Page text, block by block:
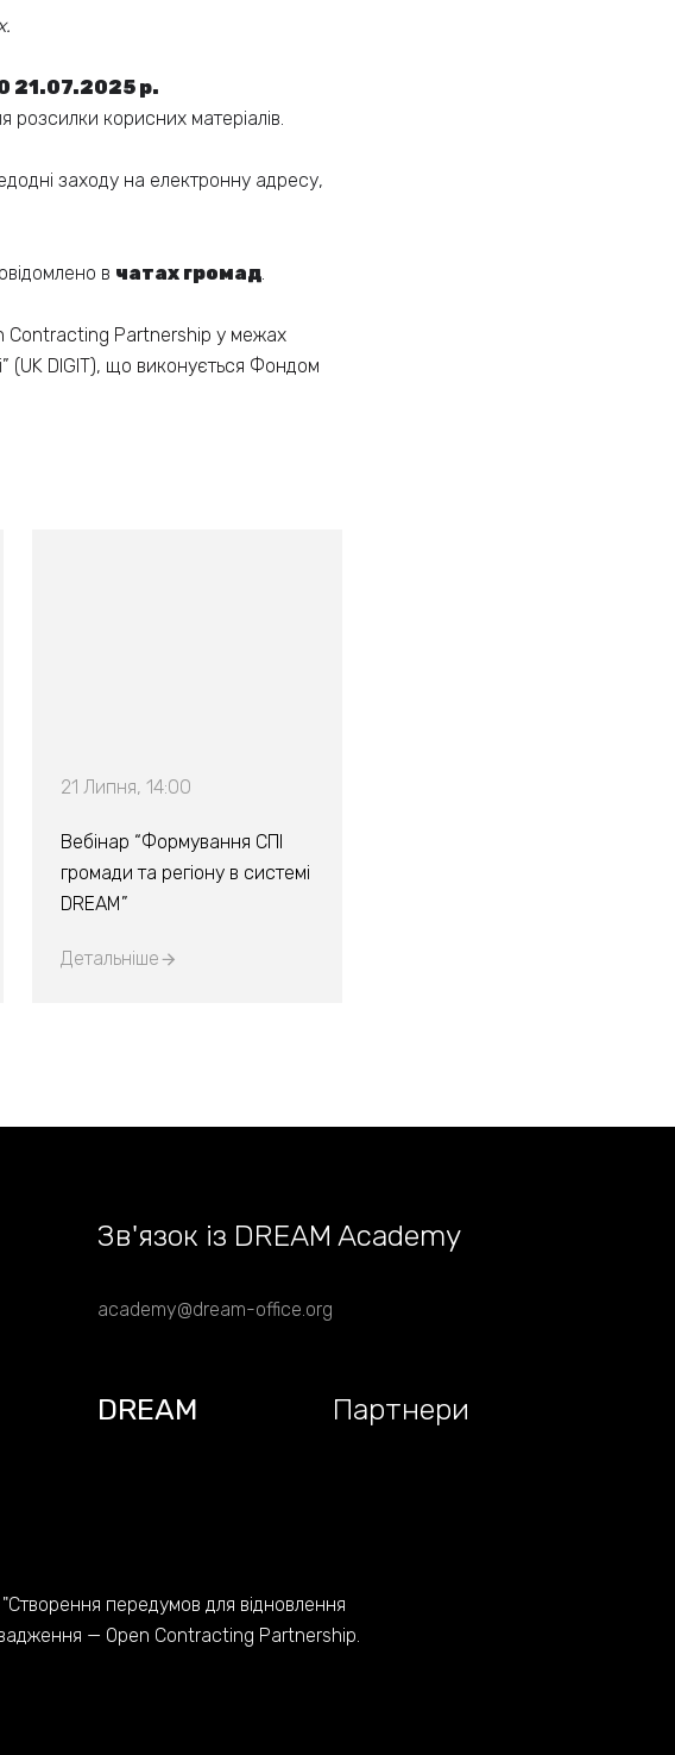
21.07.2025 р.
розсилки корисних матеріалів.
заходу на електронну адресу,
в чатах громад.
Contracting Partnership у межах
(UK DIGIT), що виконується Фондом
21 Липня, 14:00
Вебінар “Формування СПІ
громади та регіону в системі
DREAM”
Детальніше
academy@dream-office.org
Партнери
DREAM
Зв'язок із DREAM Academy
передумов для відновлення
— Open Contracting Partnership.